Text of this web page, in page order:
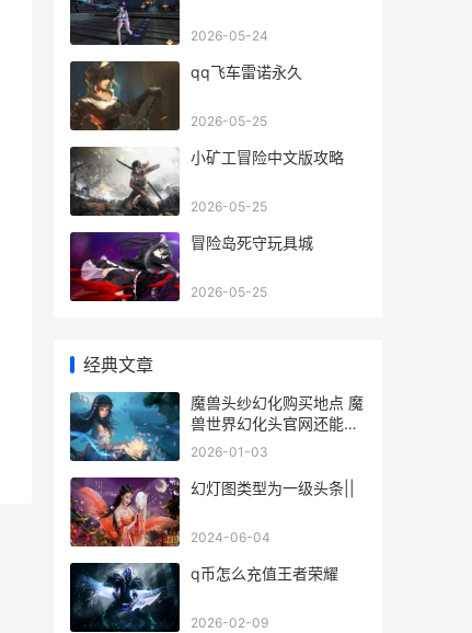
2026-05-24
qq飞车雷诺永久
2026-05-25
小矿工冒险中文版攻略
2026-05-25
冒险岛死守玩具城
2026-05-25
经典文章
魔兽头纱幻化购买地点 魔
兽世界幻化头官网还能买
吗
2026-01-03
幻灯图类型为一级头条||
2024-06-04
q币怎么充值王者荣耀
2026-02-09